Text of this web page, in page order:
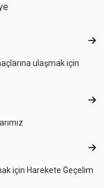
BM
ulaşmak için
için Harekete Geçelim